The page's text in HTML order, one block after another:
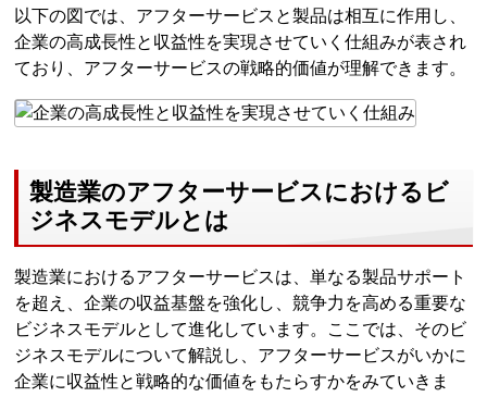
以下の図では、アフターサービスと製品は相互に作用し、
企業の高成長性と収益性を実現させていく仕組みが表され
ており、アフターサービスの戦略的価値が理解できます。
製造業のアフターサービスにおけるビ
ジネスモデルとは
製造業におけるアフターサービスは、単なる製品サポート
を超え、企業の収益基盤を強化し、競争力を高める重要な
ビジネスモデルとして進化しています。ここでは、そのビ
ジネスモデルについて解説し、アフターサービスがいかに
企業に収益性と戦略的な価値をもたらすかをみていきま